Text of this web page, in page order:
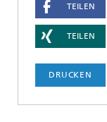
TEILEN
TEILEN
DRUCKEN